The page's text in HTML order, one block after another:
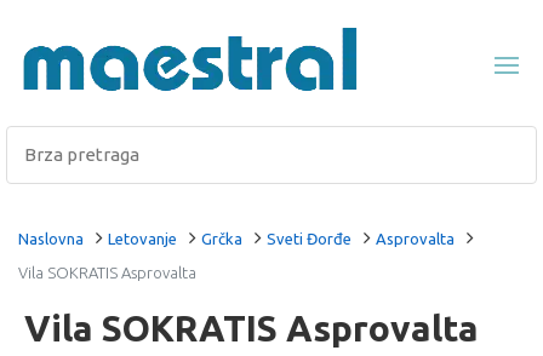
Naslovna Letovanje Grčka Sveti Đorđe
Asprovalta
Vila SOKRATIS Asprovalta
Vila SOKRATIS Asprovalta